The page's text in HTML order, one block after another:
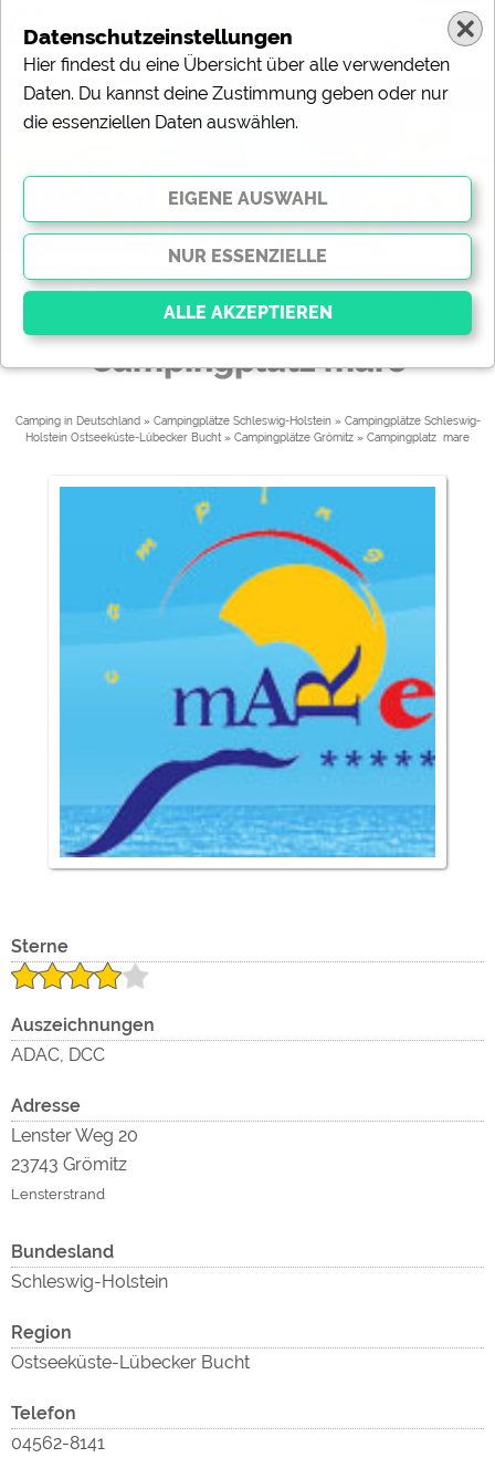
„Camping in Deutschland“ ist das Internet-Portal zum Thema Camping,
Tourismus und Freizeit.
(c) Gorilla - Fotolia.com
Campingplatz mare
Camping in Deutschland » Campingplätze Schleswig-Holstein» Campingplätze Schleswig-
Holstein Ostseeküste-Lübecker Bucht » Campingplätze Grömitz » Campingplatz  mare
Sterne
Auszeichnungen
ADAC, DCC
Adresse
Lenster Weg 20
23743 Grömitz
Lensterstrand
Bundesland
Schleswig-Holstein
Region
Ostseeküste-Lübecker Bucht
Telefon
04562-8141
Datenschutzeinstellungen
Hier findest du eine Übersicht über alle verwendeten
Daten. Du kannst deine Zustimmung geben oder nur
die essenziellen Daten auswählen.
Essenzielle Cookies ermöglichen grundlegende
Funktionen und sind für die einwandfreie Funktion der
Externe Medien
Campingplätzen)
https://policies.google.com/privacy
Campingplatzvorschau (Vorschau
der Internetseiten von
siehe Datenschutzerklärung des
jeweiligen Anbieters
Google Maps (Kartensuche, Anfahrt
https://policies.google.com/privacy
https://policies.google.com/privacy
Statistiken
Google Analytics https://policies.google.com/privacy
Google Ads
Google AdSense
https://policies.google.com/privacy
Die Cookieeinstellungen können jeder Zeit im Footer
über "COOKIES" geändert werden!